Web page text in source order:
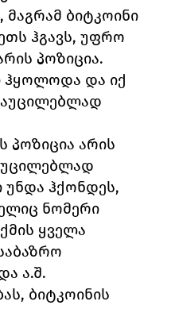
ბიტკოინი
ჰგავს, უფრო
პოზიცია.
ჰყოლოდა და იქ
აუცილებლად
პოზიცია არის
ჰქონდეს,
ნომერი
ყველა
ა.შ.
ბიტკოინის